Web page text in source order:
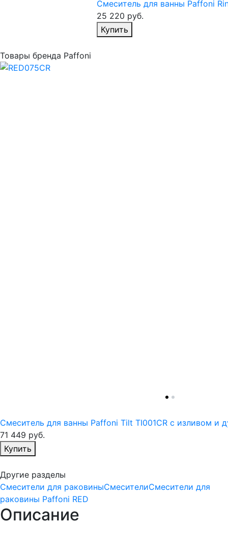
Смеситель для ванны Paffoni
25 220 руб.
Купить
Товары бренда Paffoni
Смеситель для ванны Paffoni Tilt TI001CR с изливом и
71 449 руб.
Купить
Другие разделы
Смесители для раковиныСмесителиСмесители для
раковины Paffoni RED
Описание